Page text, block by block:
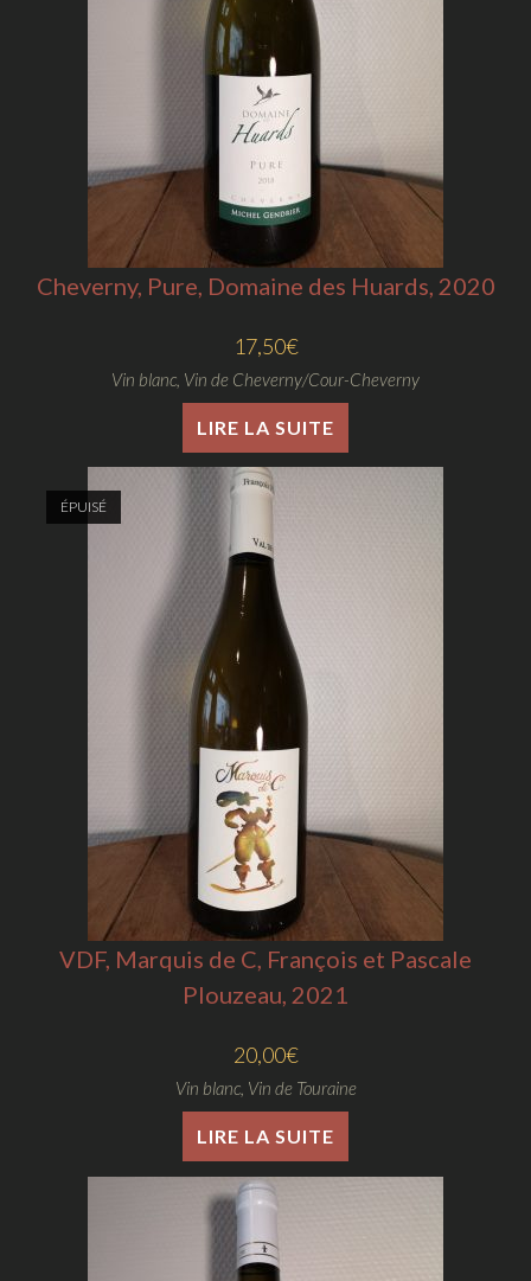
Cheverny, Pure, Domaine des Huards, 2020
17,50€
Vin blanc Vin de Cheverny/Cour-Cheverny
LIRE LA SUITE
ÉPUISÉ
VDF, Marquis de C, François et Pascale
Plouzeau, 2021
20,00€
Vin blanc, Vin de Touraine
LIRE LA SUITE